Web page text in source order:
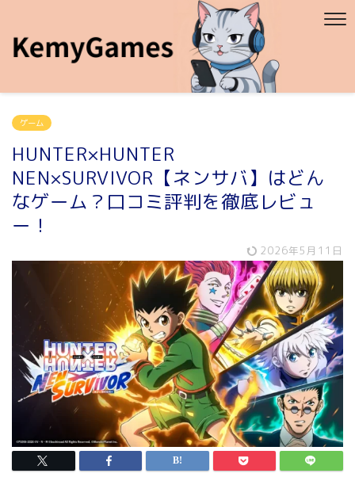
ゲーム
HUNTER×HUNTER
NEN×SURVIVOR【ネンサバ】はどん
なゲーム？口コミ評判を徹底レビュ
ー！
2026年5月11日